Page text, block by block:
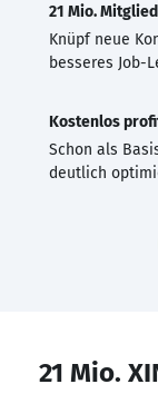
21 Mio.
Knüpf neue
besseres Job-
Kostenlos
Schon als
deutlich
21 Mio.